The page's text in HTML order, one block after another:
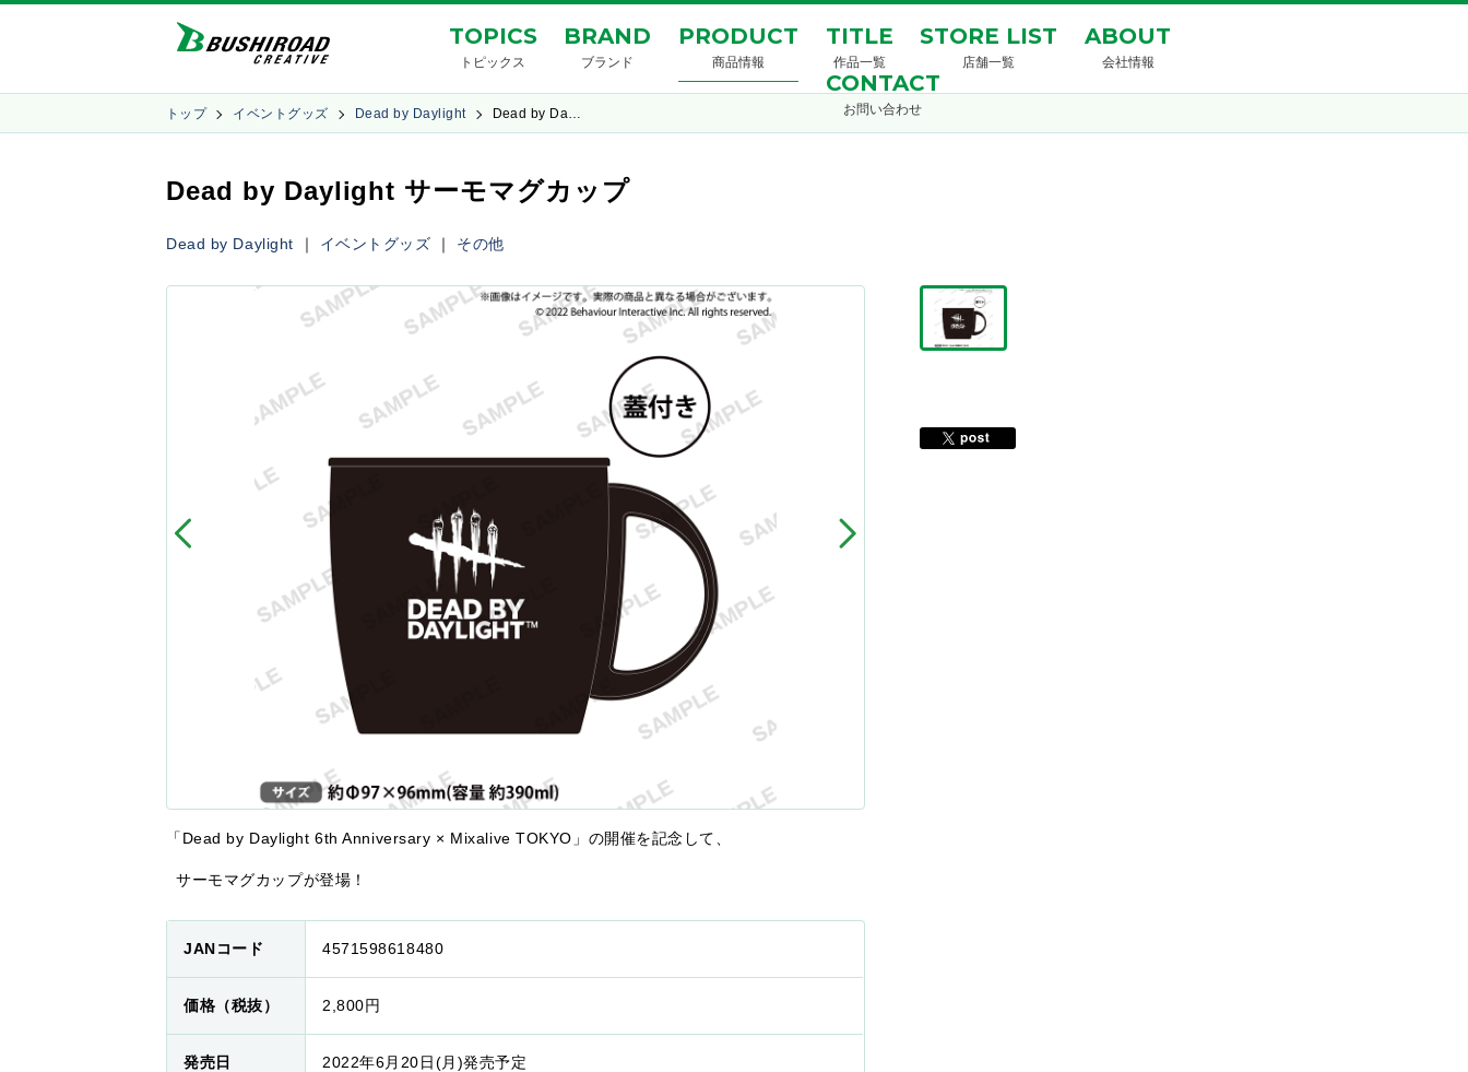
TOPICS
トピックス
BRAND
ブランド
PRODUCT
商品情報
TITLE
作品一覧
STORE LIST
店舗一覧
ABOUT
会社情報
CONTACT
お問い合わせ
トップ イベントグッズ Dead by Daylight Dead by Da…
Dead by Daylight サーモマグカップ
Dead by Daylight ｜ イベントグッズ ｜ その他
「Dead by Daylight 6th Anniversary × Mixalive TOKYO」の開催を記念して、
サーモマグカップが登場！
JANコード 4571598618480
価格（税抜） 2,800円
発売日 2022年6月20日(月)発売予定